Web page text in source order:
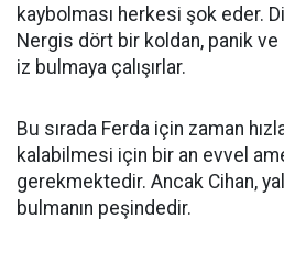
kaybolması herkesi şok eder.
Nergis dört bir koldan, panik
iz bulmaya çalışırlar.
Bu sırada Ferda için zaman
kalabilmesi için bir an evvel
gerekmektedir. Ancak Cihan,
bulmanın peşindedir.